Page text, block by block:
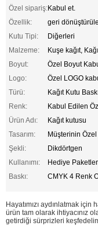
Özel sipariş:Kabul et.
Özellik:
geri
Kutu Tipi:
Diğerleri
Malzeme:
Kuşe kağıt,
Boyut:
Özel Boyut
Logo:
Özel LOGO
Türü:
Kağıt Kutu
Renk:
Kabul Edilen
Ürün Adı:
Kağıt kutusu
Tasarım:
Müşterinin
Şekli:
Dikdörtgen
Kullanımı:
Hediye
Baskı:
CMYK 4 Renk
Hayatımızı aydınlatmak için
ürün tam olarak ihtiyacınız
getirdiği sürprizleri